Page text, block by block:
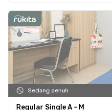
Sedang penuh
Regular Single A - M